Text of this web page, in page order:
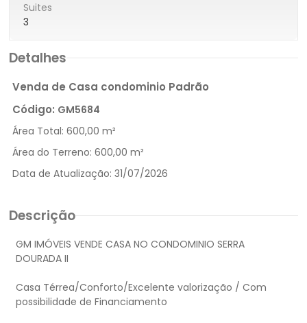
Suites
3
Detalhes
Venda de Casa condominio Padrão
Código: GM5684
Área Total: 600,00 m²
Área do Terreno: 600,00 m²
Data de Atualização: 31/07/2026
Descrição
GM IMÓVEIS VENDE CASA NO CONDOMINIO SERRA
DOURADA II
Casa Térrea/Conforto/Excelente valorização / Com
possibilidade de Financiamento